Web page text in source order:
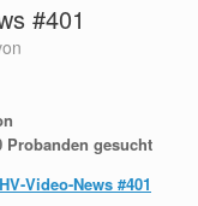
#401
Probanden gesucht
Video-News #401